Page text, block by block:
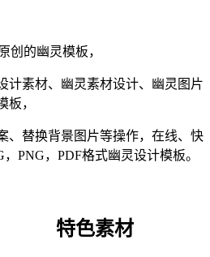
创的幽灵模板，
计素材、 幽灵素材设计、 幽灵 图片
板，
、替换背景图片等操作，在线、快
PNG，PDF格式幽灵设计模板。
特色素材